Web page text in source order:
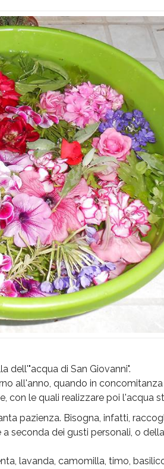
dell'"acqua di San Giovanni".
all'anno, quando in
con le quali realizzare poi l'acqua
pazienza. Bisogna, infatti,
seconda dei gusti personali, o
lavanda, camomilla, timo,